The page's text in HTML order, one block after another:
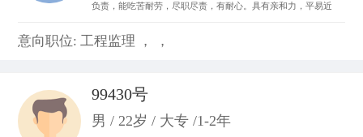
负责，能吃苦耐劳，尽职尽责，有耐心。具有亲和力，平易近
的精神，并从工作中体会到乐趣，尽心尽力。
意向职位: 工程监理 ， ，
99430号
男 / 22岁 / 大专 /1-2年